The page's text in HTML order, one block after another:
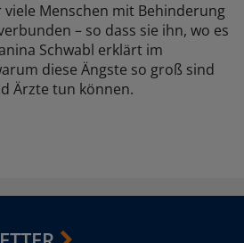
Menschen mit Behinderung
– so dass sie ihn, wo es
Schwabl erklärt im
diese Ängste so groß sind
Ärzte tun können.